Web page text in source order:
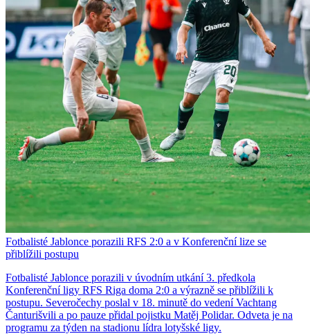
Fotbalisté Jablonce porazili RFS 2:0 a v Konferenční lize se
přiblížili postupu
Fotbalisté Jablonce porazili v úvodním utkání 3. předkola
Konferenční ligy RFS Riga doma 2:0 a výrazně se přiblížili k
postupu. Severočechy poslal v 18. minutě do vedení Vachtang
Čanturišvili a po pauze přidal pojistku Matěj Polidar. Odveta je na
programu za týden na stadionu lídra lotyšské ligy.